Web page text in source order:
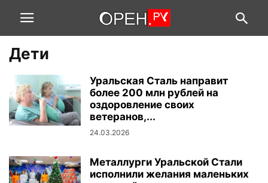
Дети
Уральская Сталь направит
более 200 млн рублей на
оздоровление своих
ветеранов,...
24.03.2026
Металлурги Уральской Стали
исполнили желания маленьких